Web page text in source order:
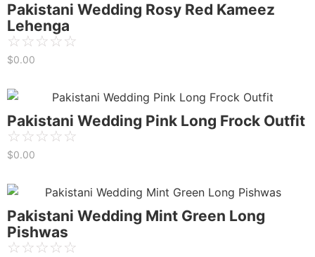
Pakistani Wedding Rosy Red Kameez
Lehenga
☆☆☆☆☆
$0.00
Pakistani Wedding Pink Long Frock Outfit
☆☆☆☆☆
$0.00
Pakistani Wedding Mint Green Long
Pishwas
☆☆☆☆☆